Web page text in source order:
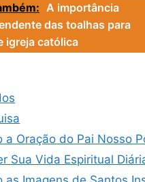
Inspira
Caminho para
Espiritual
A importância
das toalhas para
igreja católica
a Oração do Pai Nosso
Sua Vida Espiritual